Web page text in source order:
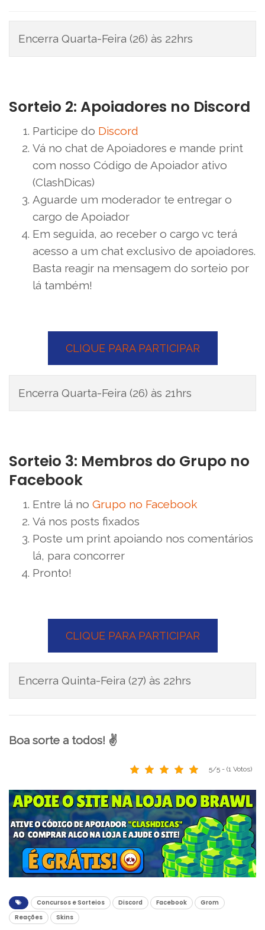
Encerra Quarta-Feira (26) às 22hrs
Sorteio 2: Apoiadores no Discord
Participe do Discord
Vá no chat de Apoiadores e mande print
com nosso Código de Apoiador ativo
(ClashDicas)
Aguarde um moderador te entregar o
cargo de Apoiador
Em seguida, ao receber o cargo vc terá
acesso a um chat exclusivo de apoiadores.
Basta reagir na mensagem do sorteio por
lá também!
CLIQUE PARA PARTICIPAR
Encerra Quarta-Feira (26) às 21hrs
Sorteio 3: Membros do Grupo no
Facebook
Entre lá no Grupo no Facebook
Vá nos posts fixados
Poste um print apoiando nos comentários
lá, para concorrer
Pronto!
CLIQUE PARA PARTICIPAR
Encerra Quinta-Feira (27) às 22hrs
Boa sorte a todos! ✌
5/5 - (1 Votos)
Concursos e Sorteios Discord Facebook
Grom
Reações
Skins